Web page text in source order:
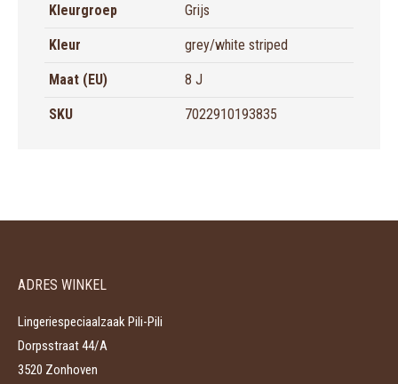
Kleurgroep Grijs
Kleur grey/white striped
Maat (EU) 8 J
SKU 7022910193835
ADRES WINKEL
Lingeriespeciaalzaak Pili-Pili
Dorpsstraat 44/A
3520 Zonhoven